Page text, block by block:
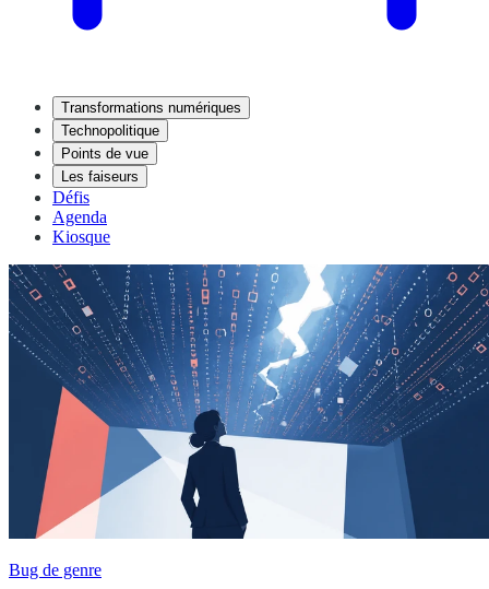
Transformations numériques
Technopolitique
Points de vue
Les faiseurs
Défis
Agenda
Kiosque
Bug de genre